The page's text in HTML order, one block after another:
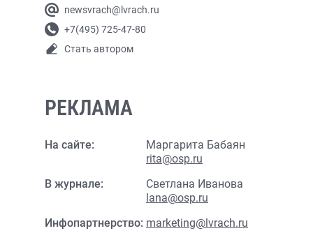
newsvrach@lvrach.ru
+7(495) 725-47-80
Стать автором
РЕКЛАМА
На сайте:
Маргарита Бабаян
rita@osp.ru
В журнале:
Светлана Иванова
lana@osp.ru
Инфопартнерство: marketing@lvrach.ru